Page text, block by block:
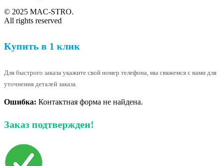
© 2025 MAC-STRO.
All rights reserved
Купить в 1 клик
Для быстрого заказа укажите свой номер телефона, мы свяжемся с вами для
уточнения деталей заказа.
Ошибка: Контактная форма не найдена.
Заказ подтвержден!